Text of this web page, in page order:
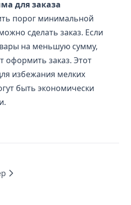
для заказа
порог минимальной
сделать заказ. Если
на меньшую сумму,
оформить заказ. Этот
избежания мелких
быть экономически